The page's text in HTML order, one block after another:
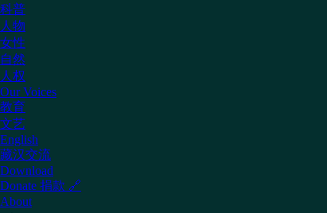
科普
人物
女性
自然
人权
Our Voices
教育
文艺
English
藏汉交流
Download
Donate 捐款 🔗
About
Download Station 挺藏文宣台